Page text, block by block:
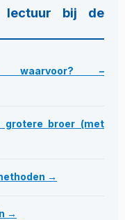
lectuur bij de
waarvoor? –
grotere broer (met
→
→